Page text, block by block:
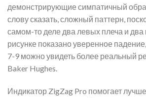
демонстрирующие симпатичный
слову сказать, сложный паттерн,
самом-то деле два левых плеча и
рисунке показано уверенное
7-9 можно увидеть более реальный
Baker Hughes.
Индикатор ZigZag Pro помогает